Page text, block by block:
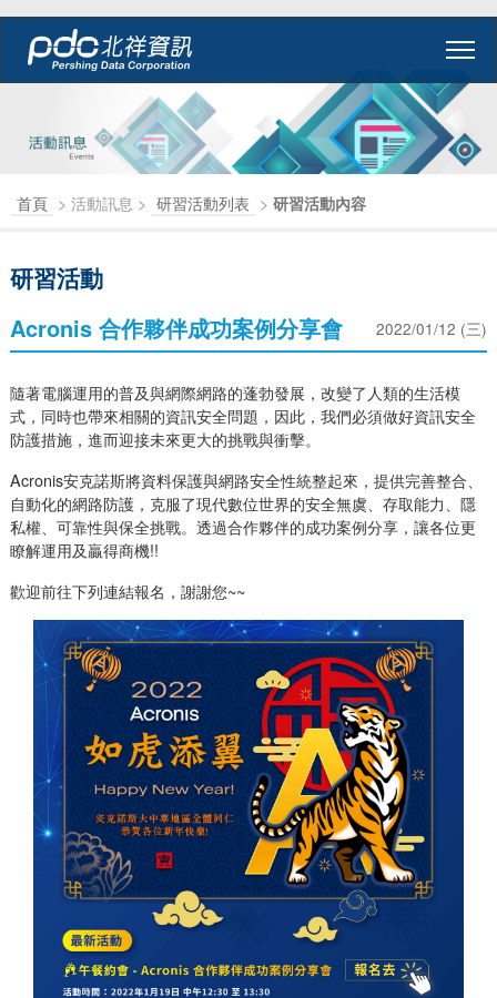
首頁 > 活動訊息 > 研習活動列表 >研習活動內容
研習活動
Acronis 合作夥伴成功案例分享會 2022/01/12 (三)
隨著電腦運用的普及與網際網路的蓬勃發展，改變了人類的生活模
式，同時也帶來相關的資訊安全問題，因此，我們必須做好資訊安全
防護措施，進而迎接未來更大的挑戰與衝擊。
Acronis安克諾斯將資料保護與網路安全性統整起來，提供完善整合、
自動化的網路防護，克服了現代數位世界的安全無虞、存取能力、隱
私權、可靠性與保全挑戰。透過合作夥伴的成功案例分享，讓各位更
瞭解運用及贏得商機!!
歡迎前往下列連結報名，謝謝您~~